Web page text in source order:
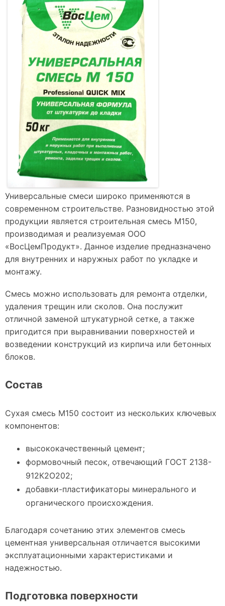
Универсальные смеси широко применяются в
современном строительстве. Разновидностью этой
продукции является строительная смесь М150,
производимая и реализуемая ООО
«ВосЦемПродукт». Данное изделие предназначено
для внутренних и наружных работ по укладке и
монтажу.
Смесь можно использовать для ремонта отделки,
удаления трещин или сколов. Она послужит
отличной заменой штукатурной сетке, а также
пригодится при выравнивании поверхностей и
возведении конструкций из кирпича или бетонных
блоков.
Состав
Сухая смесь М150 состоит из нескольких ключевых
компонентов:
высококачественный цемент;
формовочный песок, отвечающий ГОСТ 2138-
912К2О202;
добавки-пластификаторы минерального и
органического происхождения.
Благодаря сочетанию этих элементов смесь
цементная универсальная отличается высокими
эксплуатационными характеристиками и
надежностью.
Подготовка поверхности